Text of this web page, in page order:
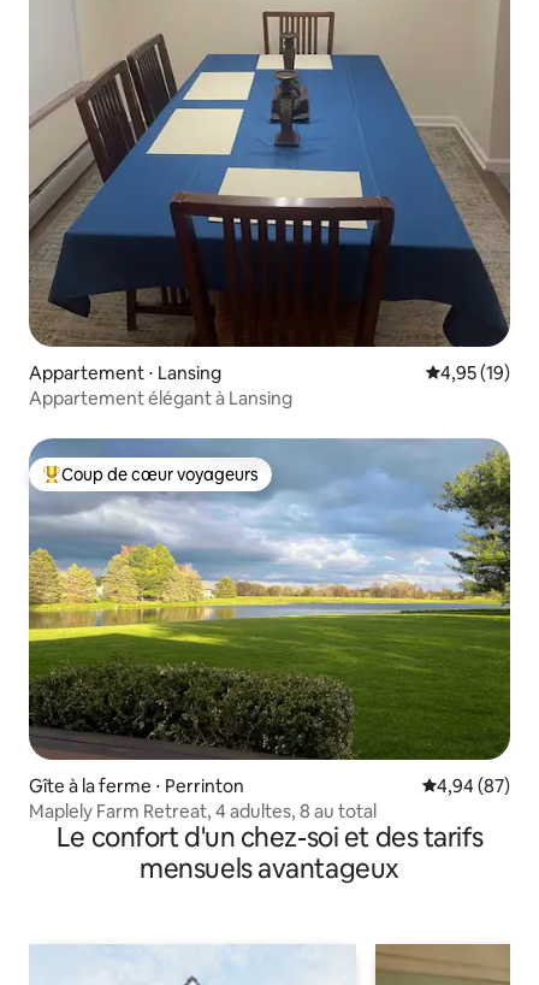
Appartement ⋅ Lansing Évaluation
4,95 (19)
Appartement élégant à Lansing
Coups de cœur voyageurs les plus appréciés
Coup de cœur voyageurs
Gîte à la ferme ⋅ Perrinton Évaluation
4,94 (87)
Maplely Farm Retreat, 4 adultes, 8 au total
Le confort d'un chez-soi et des tarifs
mensuels avantageux